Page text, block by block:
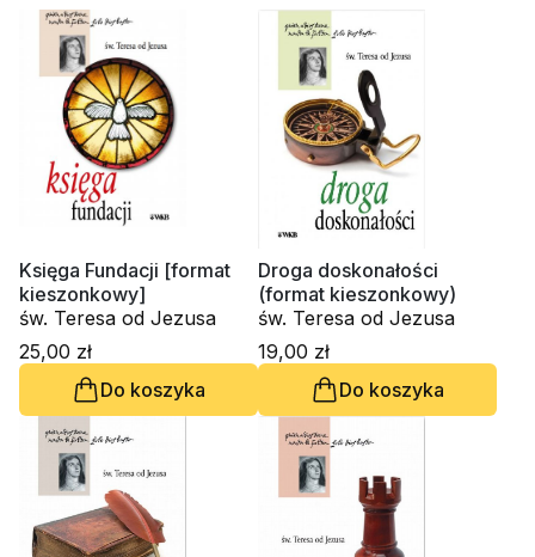
Księga Fundacji [format
kieszonkowy]
św. Teresa od Jezusa
25,00 zł
Do koszyka
Droga doskonałości
(format kieszonkowy)
św. Teresa od Jezusa
19,00 zł
Do koszyka